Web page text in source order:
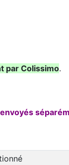
par Colissimo.